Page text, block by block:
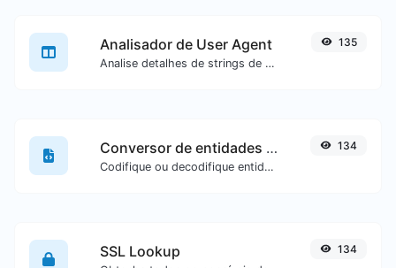
Analisador de User Agent
Analise detalhes de strings de user agent.
135
Conversor de entidades HTML
Codifique ou decodifique entidades HTML para qualquer entrada fornecida.
134
SSL Lookup 134